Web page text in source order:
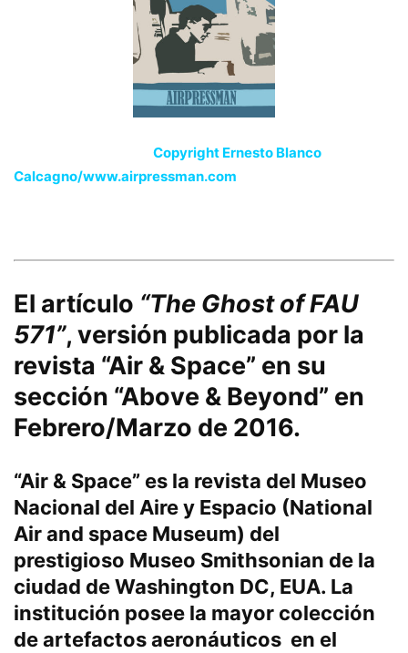
Copyright Ernesto Blanco
Calcagno/www.airpressman.com
El artículo “The Ghost of FAU
571”, versión publicada por la
revista “Air & Space” en su
sección “Above & Beyond” en
Febrero/Marzo de 2016.
“Air & Space” es la revista del Museo
Nacional del Aire y Espacio (National
Air and space Museum) del
prestigioso Museo Smithsonian de la
ciudad de Washington DC, EUA. La
institución posee la mayor colección
de artefactos aeronáuticos en el